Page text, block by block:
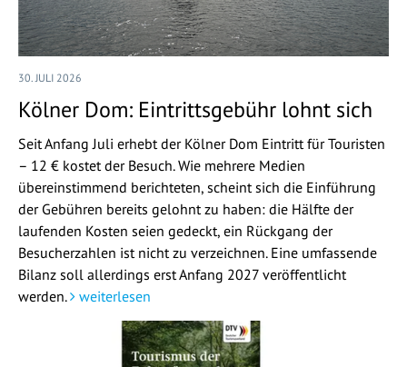
30. JULI 2026
Kölner Dom: Eintrittsgebühr lohnt sich
Seit Anfang Juli erhebt der Kölner Dom Eintritt für Touristen
– 12 € kostet der Besuch. Wie mehrere Medien
übereinstimmend berichteten, scheint sich die Einführung
der Gebühren bereits gelohnt zu haben: die Hälfte der
laufenden Kosten seien gedeckt, ein Rückgang der
Besucherzahlen ist nicht zu verzeichnen. Eine umfassende
Bilanz soll allerdings erst Anfang 2027 veröffentlicht
werden.
weiterlesen